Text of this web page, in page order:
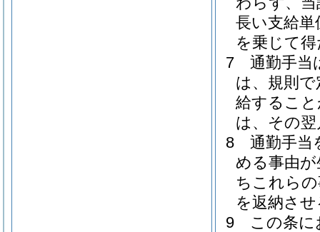
長い支給単
を乗じて
7
通勤手当
は、規則
給するこ
は、その翌
8
通勤手当
める事由
ちこれら
を返納さ
9
この条に